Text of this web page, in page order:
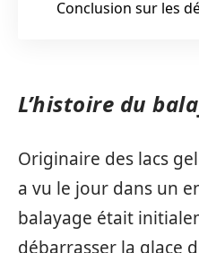
Conclusion sur les
L’histoire du
Originaire des lacs
a vu le jour dans un
balayage était
débarrasser la glace